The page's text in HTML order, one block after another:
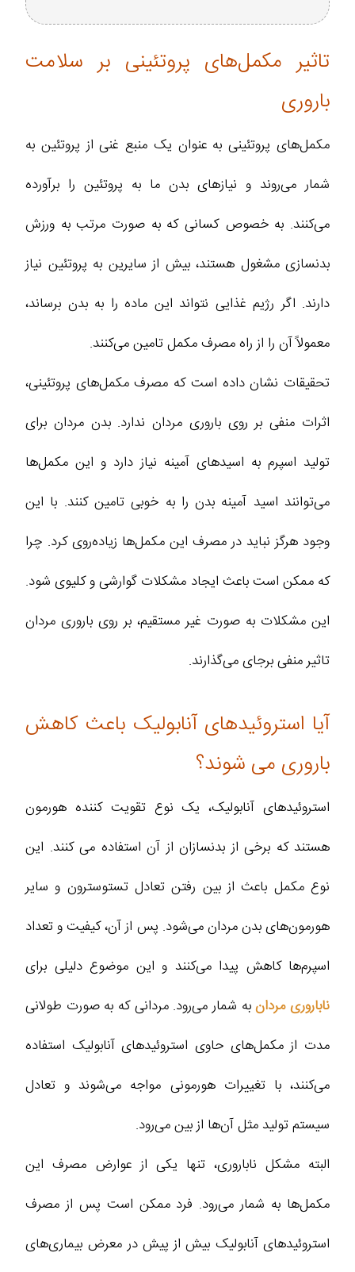
تاثیر مکمل‌های پروتئینی بر سلامت
باروری
مکمل‌های پروتئینی به عنوان یک منبع غنی از پروتئین به
شمار می‌روند و نیازهای بدن ما به پروتئین را برآورده
می‌کنند. به خصوص کسانی که به صورت مرتب به ورزش
بدنسازی مشغول هستند، بیش از سایرین به پروتئین نیاز
دارند. اگر رژیم غذایی نتواند این ماده را به بدن برساند،
معمولاً آن را از راه مصرف مکمل تامین می‌کنند.
تحقیقات نشان داده است که مصرف مکمل‌های پروتئینی،
اثرات منفی بر روی باروری مردان ندارد. بدن مردان برای
تولید اسپرم به اسیدهای آمینه نیاز دارد و این مکمل‌ها
می‌توانند اسید آمینه بدن را به خوبی تامین کنند. با این
وجود هرگز نباید در مصرف این مکمل‌ها زیاده‌روی کرد. چرا
که ممکن است باعث ایجاد مشکلات گوارشی و کلیوی شود.
این مشکلات به صورت غیر مستقیم، بر روی باروری مردان
تاثیر منفی برجای می‌گذارند.
آیا استروئیدهای آنابولیک باعث کاهش
باروری می ‌شوند؟
استروئیدهای آنابولیک، یک نوع تقویت کننده هورمون
هستند که برخی از بدنسازان از آن استفاده می‌ کنند. این
نوع مکمل باعث از بین رفتن تعادل تستوسترون و سایر
هورمون‌های بدن مردان می‌شود. پس از آن، کیفیت و تعداد
اسپرم‌ها کاهش پیدا می‌کنند و این موضوع دلیلی برای
ناباروری مردانبه شمار می‌رود. مردانی که به صورت طولانی
مدت از مکمل‌های حاوی استروئیدهای آنابولیک استفاده
می‌کنند، با تغییرات هورمونی مواجه می‌شوند و تعادل
سیستم تولید مثل آن‌ها از بین می‌رود.
البته مشکل ناباروری، تنها یکی از عوارض مصرف این
مکمل‌ها به شمار می‌رود. فرد ممکن است پس از مصرف
استروئیدهای آنابولیک بیش از پیش در معرض بیماری‌های